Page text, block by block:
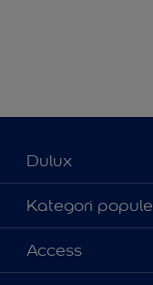
Dulux
Tentang Kami
Contact us
Temukan toko
Kategori
Warna
Produk
Access